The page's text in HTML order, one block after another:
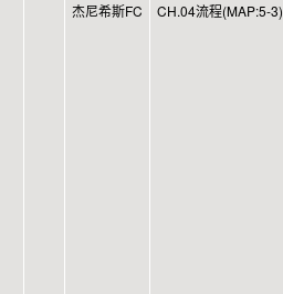
杰尼希斯FC CH.04流程(MAP:5-3)